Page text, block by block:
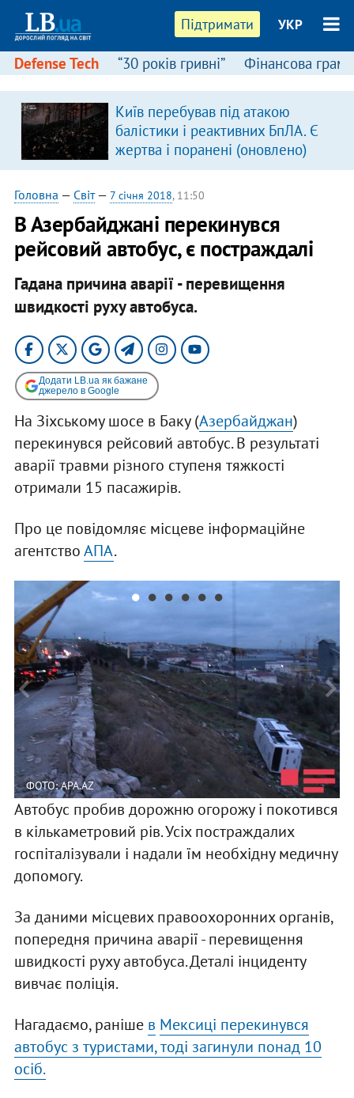
Підтримати УКР
Defense Tech “30 років гривні” Фінансова
Київ перебував під атакою
балістики і реактивних БпЛА. Є
жертва і поранені (оновлено)
Головна — Світ— 7 січня 2018, 11:50
В Азербайджані перекинувся
рейсовий автобус, є постраждалі
Гадана причина аварії - перевищення
швидкості руху автобуса.
Додати LB.ua як бажане
джерело в Google
На Зіхському шосе в Баку (Азербайджан)
перекинувся рейсовий автобус. В результаті
аварії травми різного ступеня тяжкості
отримали 15 пасажирів.
Про це повідомляє місцеве інформаційне
агентствоАПА.
ФОТО: APA.AZ
Автобус пробив дорожню огорожу і покотився
в кількаметровий рів. Усіх постраждалих
госпіталізували і надали їм необхідну медичну
допомогу.
За даними місцевих правоохоронних органів,
попередня причина аварії - перевищення
швидкості руху автобуса. Деталі інциденту
вивчає поліція.
Нагадаємо, раніше в Мексиці перекинувся
автобус з туристами, тоді загинули понад 10
осіб.